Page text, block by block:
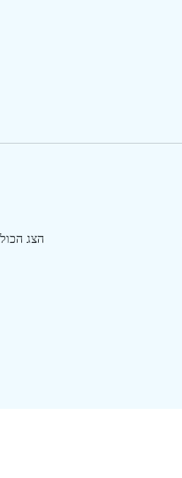
הצג הכול